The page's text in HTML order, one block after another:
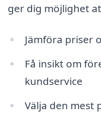
ger dig möjlighet
Jämföra priser
Få insikt om
kundservice
Välja den mest